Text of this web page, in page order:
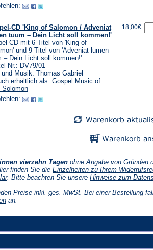
CD 'King of Salomon / Adveniat
tuum – Dein Licht soll kommen!'
CD mit 6 Titel von 'King of
und 9 Titel von 'Adveniat lumen
– Dein Licht soll kommen!'
Nr.: DV79/01
Musik: Thomas Gabriel
erhältlich als: Gospel Music of
Solomon
18,00€
vierzehn Tagen ohne Angabe von Gründen
finden Sie die Einzelheiten zu Ihrem
(Öffnet
einem
neuen
. Bitte beachten Sie unsere Hinweise zum
Preise inkl. ges. MwSt. Bei einer Bestellung
(Öffnet
an.